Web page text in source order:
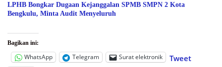
LPHB Bongkar Dugaan Kejanggalan SPMB SMPN 2 Kota
Bengkulu, Minta Audit Menyeluruh
Bagikan ini:
WhatsApp Telegram Surat elektronik Tweet